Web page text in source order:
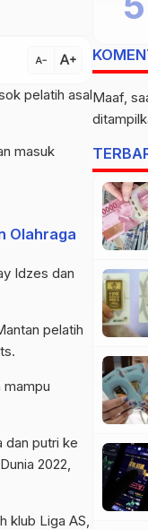
text_decrease text_increase
pelatih asal
masuk
Olahraga
Idzes dan
pelatih
mampu
dan putri ke
2022,
klub Liga AS,
Maaf,